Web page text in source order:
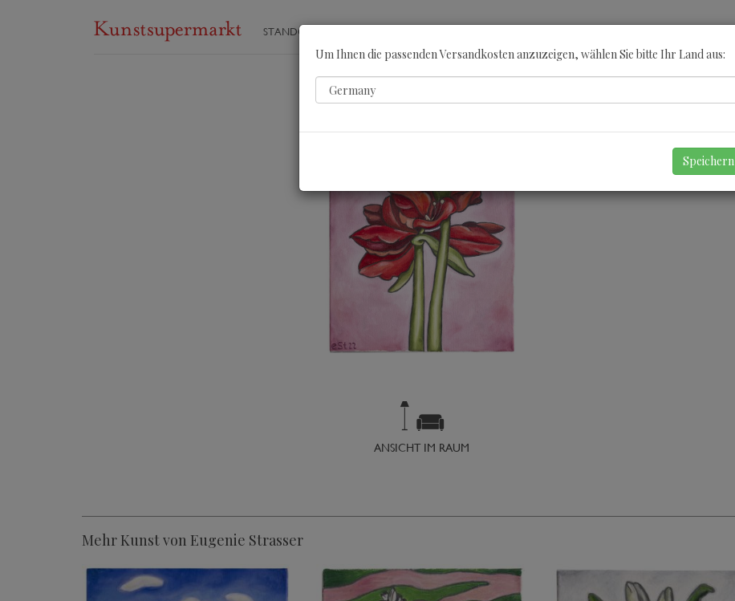
STANDORTE
ANSICHT IM RAUM
Mehr Kunst von Eugenie Strasser
Um Ihnen die passenden Versandkosten anzuzeigen, wählen Sie bitte Ihr Land aus:
Speichern